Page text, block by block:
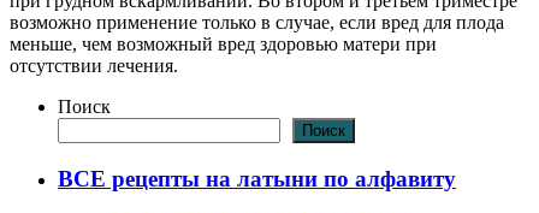
возможно применение только в случае, если вред для плода
меньше, чем возможный вред здоровью матери при
отсутствии лечения.
Поиск
Поиск
ВСЕ рецепты на латыни по алфавиту